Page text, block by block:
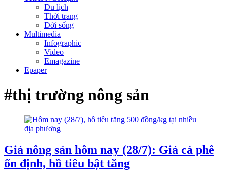
Du lịch
Thời trang
Đời sống
Multimedia
Infographic
Video
Emagazine
Epaper
#thị trường nông sản
Giá nông sản hôm nay (28/7): Giá cà phê
ổn định, hồ tiêu bật tăng